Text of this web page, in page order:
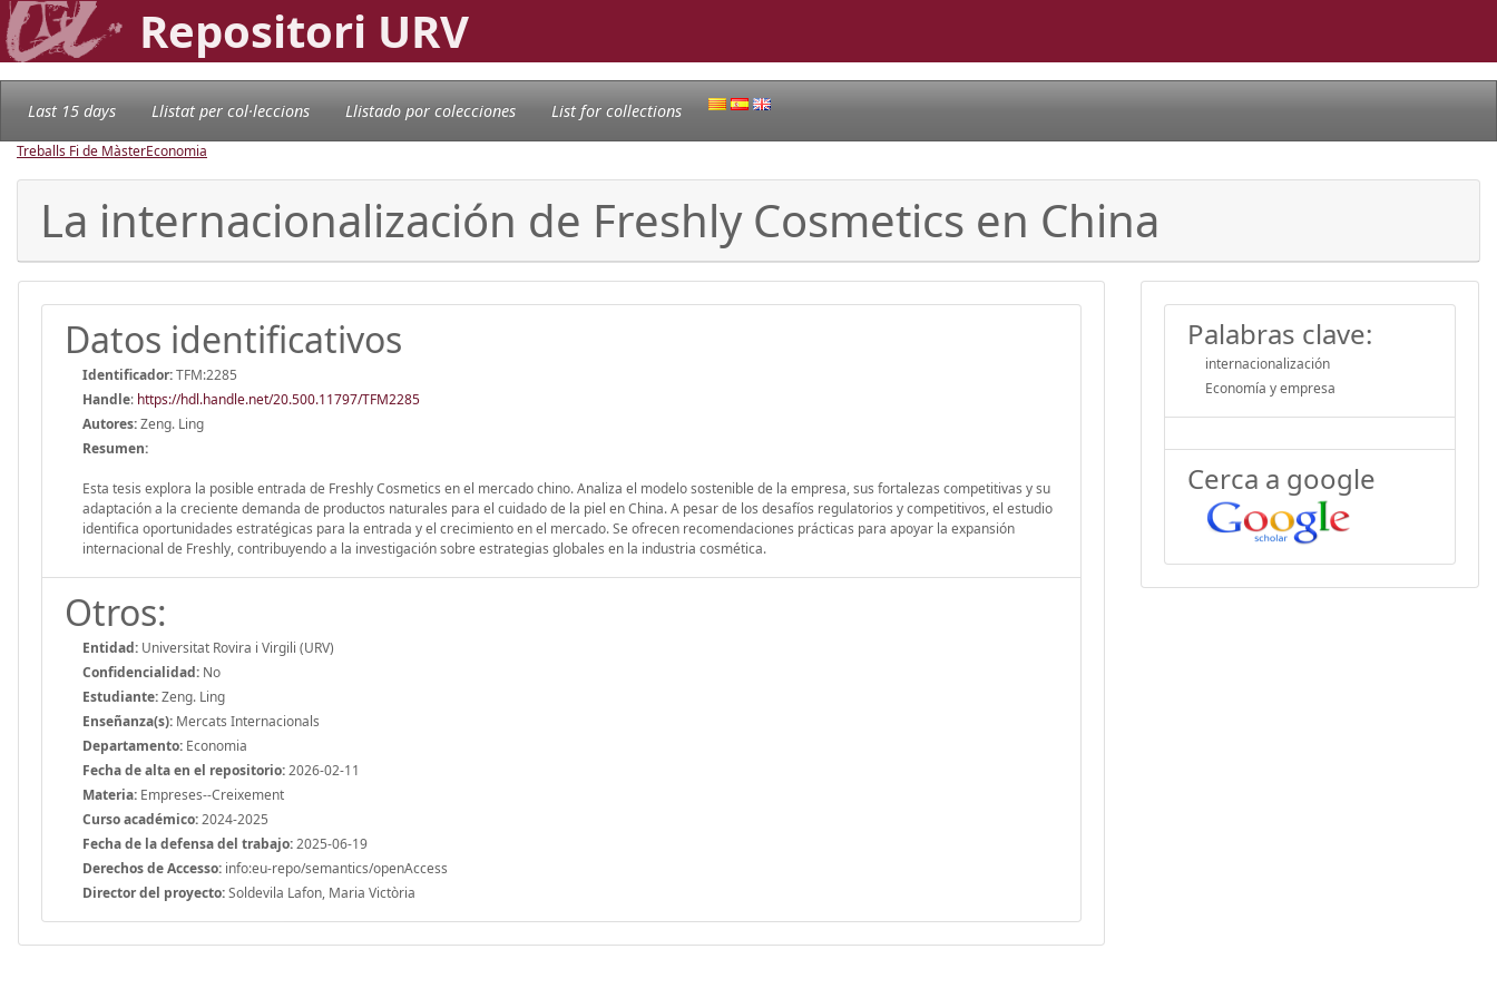
Repositori URV
Last 15 days Llistat per col·leccions Llistado por colecciones List for collections
Treballs Fi de MàsterEconomia
La internacionalización de Freshly Cosmetics en China
Datos identificativos
Identificador:TFM:2285
Handle: https://hdl.handle.net/20.500.11797/TFM2285
Autores:Zeng. Ling
Resumen:
Esta tesis explora la posible entrada de Freshly Cosmetics en el mercado chino. Analiza el modelo sostenible de la empresa, sus fortalezas competitivas y su
adaptación a la creciente demanda de productos naturales para el cuidado de la piel en China. A pesar de los desafíos regulatorios y competitivos, el estudio
identifica oportunidades estratégicas para la entrada y el crecimiento en el mercado. Se ofrecen recomendaciones prácticas para apoyar la expansión
internacional de Freshly, contribuyendo a la investigación sobre estrategias globales en la industria cosmética.
Otros:
Entidad: Universitat Rovira i Virgili (URV)
Confidencialidad: No
Estudiante:Zeng. Ling
Enseñanza(s): Mercats Internacionals
Departamento: Economia
Fecha de alta en el repositorio:2026-02-11
Materia: Empreses--Creixement
Curso académico:2024-2025
Fecha de la defensa del trabajo:2025-06-19
Derechos de Accesso: info:eu-repo/semantics/openAccess
Director del proyecto:Soldevila Lafon, Maria Victòria
Palabras clave:
internacionalización
Economía y empresa
Cerca a google